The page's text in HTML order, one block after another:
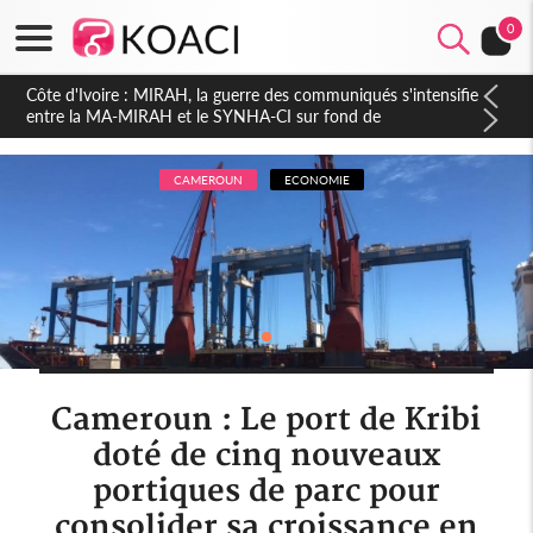
0
Côte d'Ivoire : Indépendance 2026, Thiam plaide pour un
environnement démocratique plus apaisé
CAMEROUN ECONOMIE
Cameroun : Le port de Kribi
doté de cinq nouveaux
portiques de parc pour